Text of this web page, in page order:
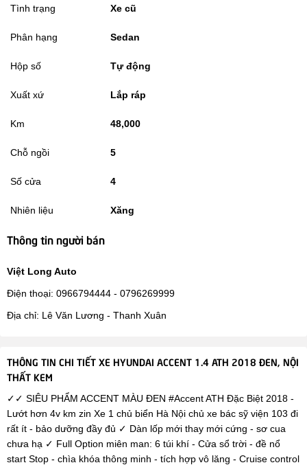
Tình trạng Xe cũ
Phân hạng Sedan
Hộp số Tự động
Xuất xứ Lắp ráp
Km 48,000
Chỗ ngồi 5
Số cửa 4
Nhiên liệu Xăng
Thông tin người bán
Việt Long Auto
Điện thoại: 0966794444 - 0796269999
Địa chỉ: Lê Văn Lương - Thanh Xuân
THÔNG TIN CHI TIẾT XE HYUNDAI ACCENT 1.4 ATH 2018 ĐEN, NỘI
THẤT KEM
✓✓ SIÊU PHẨM ACCENT MÀU ĐEN #Accent ATH Đặc Biệt 2018 -
Lướt hơn 4v km zin Xe 1 chủ biển Hà Nội chủ xe bác sỹ viện 103 đi
rất ít - bảo dưỡng đầy đủ ✓ Dàn lốp mới thay mới cứng - sơ cua
chưa hạ ✓ Full Option miên man: 6 túi khí - Cửa sổ trời - đề nổ
start Stop - chìa khóa thông minh - tích hợp vô lăng - Cruise control